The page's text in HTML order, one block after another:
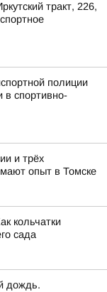
тракт, 226,
полиции
в спортивно-
и трёх
опыт в Томске
кольчатки
сада
дождь.